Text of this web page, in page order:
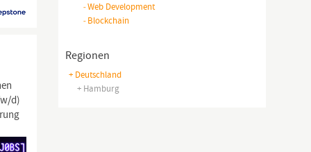
-Web Development
-Blockchain
Regionen
+ Deutschland
+ Hamburg
d)